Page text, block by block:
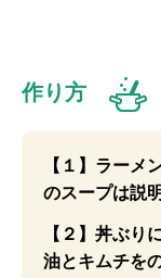
作り方
【１】ラーメ
のスープは説
【２】丼ぶり
油とキムチを